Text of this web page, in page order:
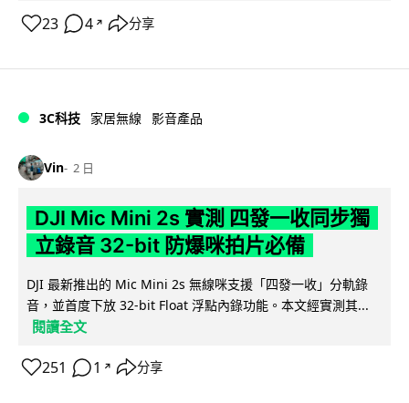
23 4 ↗ 分享
3C科技 家居無線 影音產品
Vin 2 日
DJI Mic Mini 2s 實測 四發一收同步獨
立錄音 32-bit 防爆咪拍片必備
DJI 最新推出的 Mic Mini 2s 無線咪支援「四發一收」分軌錄
音，並首度下放 32-bit Float 浮點內錄功能。本文經實測其...
閱讀全文
251 1 ↗ 分享